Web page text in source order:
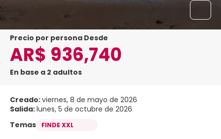
precio por persona Desde
AR$ 936,740
En base a 2 adultos
Creado:viernes, 8 de mayo de 2026
Salida:lunes, 5 de octubre de 2026
Temas
FINDE XXL